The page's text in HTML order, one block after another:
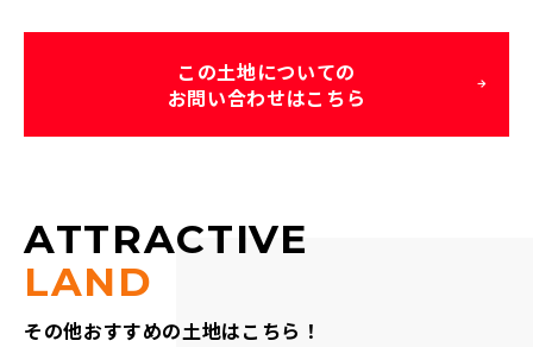
この土地についての
お問い合わせはこちら
ATTRACTIVE
LAND
その他おすすめの土地はこちら！